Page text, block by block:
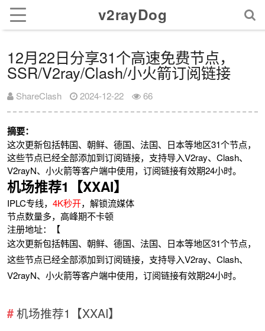
v2rayDog
12月22日分享31个高速免费节点，
SSR/V2ray/Clash/小火箭订阅链接
ShareClash 2024-12-22 66
摘要：
这次更新包括韩国、朝鲜、德国、法国、日本等地区31个节点，
这些节点已经全部添加到订阅链接，支持导入V2ray、Clash、
V2rayN、小火箭等客户端中使用，订阅链接有效期24小时。
机场推荐1【XXAI】
IPLC专线，4K秒开，解锁流媒体
节点数量多，高峰期不卡顿
注册地址：【
这次更新包括韩国、朝鲜、德国、法国、日本等地区31个节点，
这些节点已经全部添加到订阅链接，支持导入V2ray、Clash、
V2rayN、小火箭等客户端中使用，订阅链接有效期24小时。
机场推荐1【XXAI】